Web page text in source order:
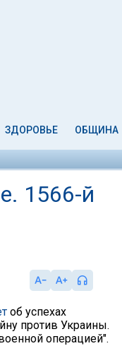
ЗДОРОВЬЕ ОБЩИНА
1566-й
об успехах
против Украины.
операцией".